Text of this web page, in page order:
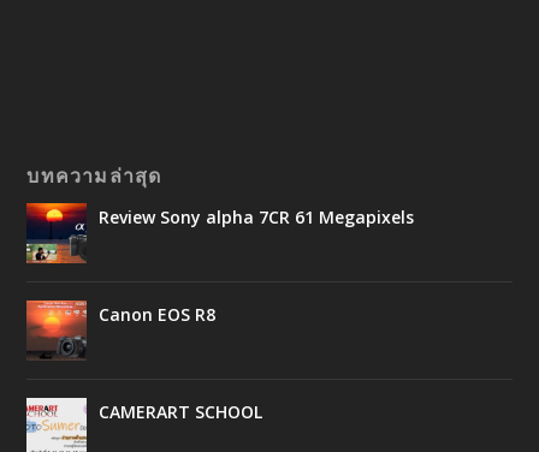
บทความล่าสุด
Review Sony alpha 7CR 61 Megapixels
Canon EOS R8
CAMERART SCHOOL